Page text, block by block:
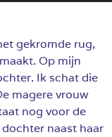
gekromde rug,
Op mijn
Ik schat die
magere vrouw
nog voor de
naast haar